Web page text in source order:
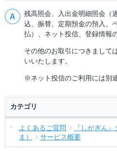
残高照会、入出金明細照会（
込、振替、定期預金の預入、
払）、ネット投信、登録情報
その他のお取引につきまして
いいたします。
※ネット投信のご利用には別
カテゴリ
よくあるご質問
『しがぎん
ま）
サービス概要